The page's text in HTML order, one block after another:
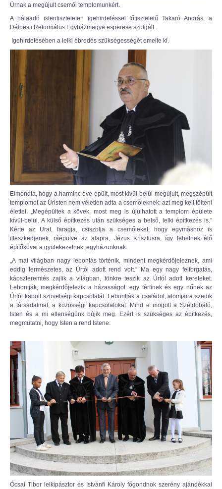
Úrnak a megújult csemői templomunkért.
A hálaadó istentiszteleten igehirdetéssel főtiszteletű Takaró András, a
Délpesti Református Egyházmegye esperese szolgált.
Igehirdetésében a lelki ébredés szükségességét emelte ki.
Elmondta, hogy a harminc éve épült, most kívül-belül megújult, megszépült
templomot az Úristen nem véletlen adta a csemőieknek: azt meg kell tölteni
élettel. „Megépültek a kövek, most meg is újulhatott a templom épülete
kívül-belül. A külső építkezés után szükséges a belső, lelki építkezés is.”
Kérte az Urat, faragja, csiszolja a csemőieket, hogy egymáshoz is
illeszkedjenek, ráépülve az alapra, Jézus Krisztusra, így lehetnek élő
építőkövei a gyülekezetnek, egyházunknak.
„A mai világban nagy lebontás történik, mindent megkérdőjeleznek, ami
eddig természetes, az Úrtól adott rend volt.” Ma egy nagy felforgatás,
káoszteremtés zajlik a világban, tönkre teszik az Úrtól adott kereteket.
Lebontják, megkérdőjelezik a házasságot: egy férfinek és egy nőnek az
Úrtól kapott szövetségi kapcsolatát. Lebontják a családot, atomjaira szedik
a társadalmat, a közösségi kapcsolatokat. Mind e mögött a Szétdobáló,
Isten és a mi ellenségünk bújik meg. Ezért is szükséges az építkezés,
megmutatni, hogy Isten a rend Istene.
Ócsai Tibor lelkipásztor és Istvánfi Károly főgondnok szerény ajándékkal